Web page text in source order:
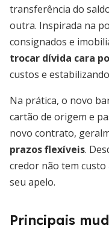
transferência do
outra. Inspirada na
consignados e
trocar dívida cara
custos e
Na prática, o novo
cartão de origem e
novo contrato,
prazos flexíveis.
credor não tem
seu apelo.
Principais